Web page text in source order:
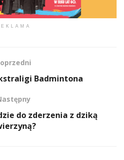
Badmintona
do zderzenia z dziką